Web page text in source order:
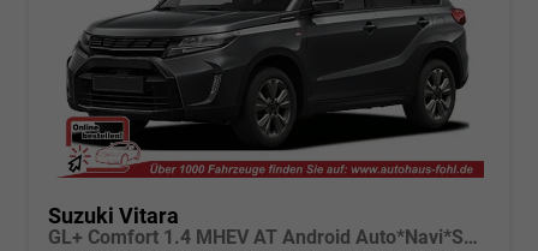
Suzuki Vitara
GL+ Comfort 1.4 MHEV AT Android Auto*Navi*SHZ*ACC*Kamera*Klimauto*LED*PrivacyGlas